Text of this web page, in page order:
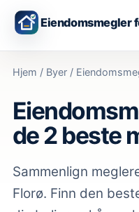
Eiendomsmegler
Hjem / Byer /
de 2 beste
Sammenlign
Florø. Finn den